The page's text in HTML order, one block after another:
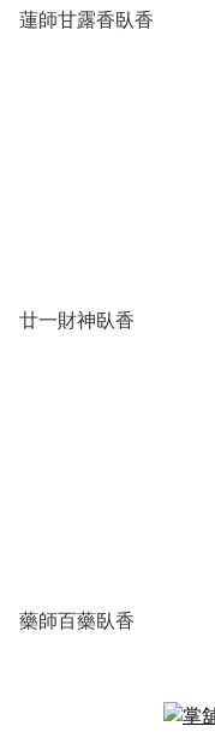
蓮師甘露香臥香
廿一財神臥香
藥師百藥臥香